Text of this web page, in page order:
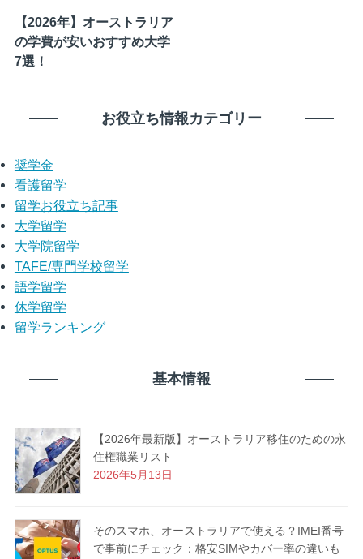
【2026年】オーストラリア
の学費が安いおすすめ大学
7選！
お役立ち情報カテゴリー
奨学金
看護留学
留学お役立ち記事
大学留学
大学院留学
TAFE/専門学校留学
語学留学
休学留学
留学ランキング
基本情報
【2026年最新版】オーストラリア移住のための永
住権職業リスト
2026年5月13日
そのスマホ、オーストラリアで使える？IMEI番号
で事前にチェック：格安SIMやカバー率の違いも